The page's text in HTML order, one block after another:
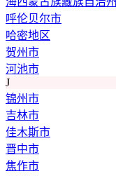
呼伦贝尔市
哈密地区
贺州市
河池市
J
锦州市
吉林市
佳木斯市
晋中市
焦作市